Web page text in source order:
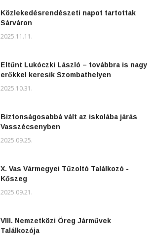
Közlekedésrendészeti napot tartottak
Sárváron
2025.11.11.
Eltűnt Lukóczki László – továbbra is nagy
erőkkel keresik Szombathelyen
2025.10.31.
Biztonságosabbá vált az iskolába járás
Vasszécsenyben
2025.09.25.
X. Vas Vármegyei Tűzoltó Találkozó -
Kőszeg
2025.09.21.
VIII. Nemzetközi Öreg Járművek
Találkozója